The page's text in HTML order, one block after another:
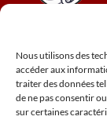
Nous utilisons des
accéder aux
traiter des données
de ne pas consentir
sur certaines